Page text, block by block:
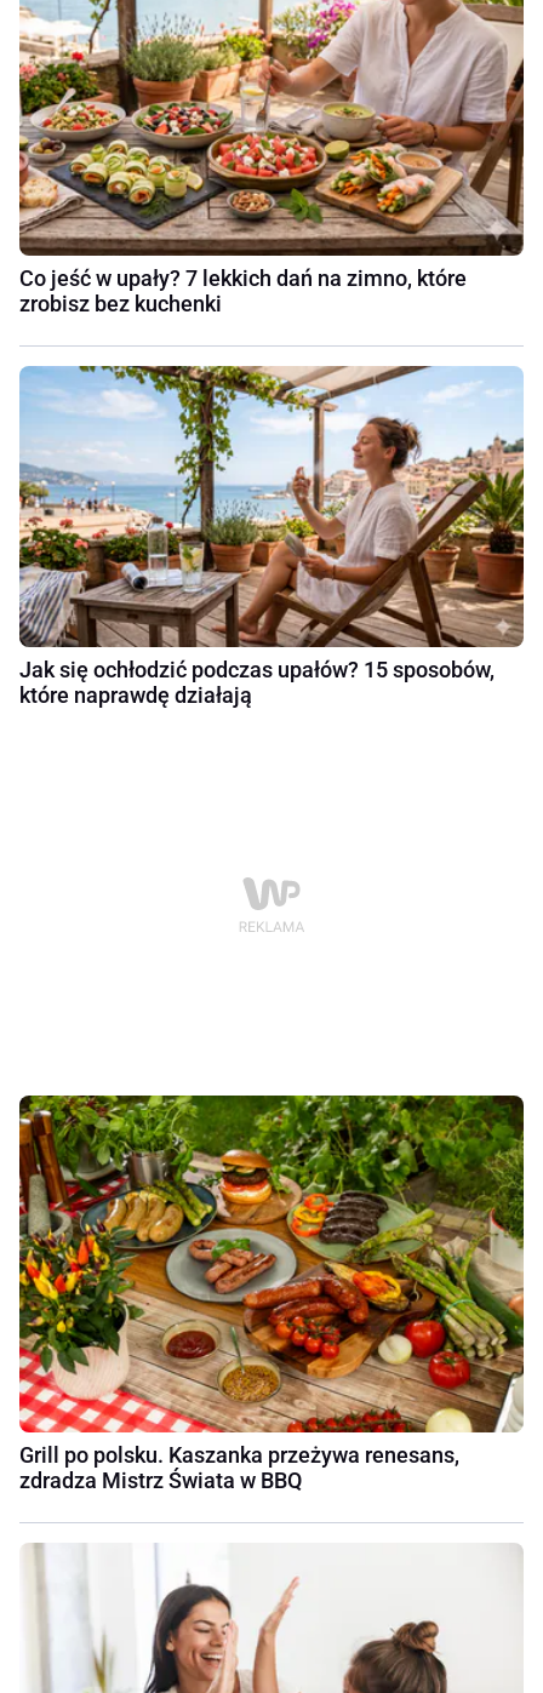
Co jeść w upały? 7 lekkich dań na zimno, które
zrobisz bez kuchenki
Jak się ochłodzić podczas upałów? 15 sposobów,
które naprawdę działają
Grill po polsku. Kaszanka przeżywa renesans,
zdradza Mistrz Świata w BBQ